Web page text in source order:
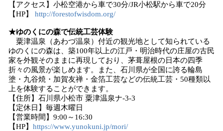
【アクセス】小松空港から車で30分/JR小松駅から車で20分
【HP】 http://forestofwisdom.org/
★ゆのくにの森で伝統工芸体験
粟津温泉（あわづ温泉）付近の観光地として知られている
ゆのくにの森は、築100年以上の江戸・明治時代の庄屋の古民
家を外観そのままに再現しており、茅葺屋根の日本の四季
折々の風景が楽しめます。また、石川県が全国に誇る輪島
塗・九谷焼・加賀友禅・金箔工芸などの伝統工芸・50種類以
上を体験することができます。
【住所】石川県小松市 粟津温泉ナ-3-3
【定休日】毎週木曜日
【営業時間】9:00～16:30
【HP】 https://www.yunokuni.jp/mori/